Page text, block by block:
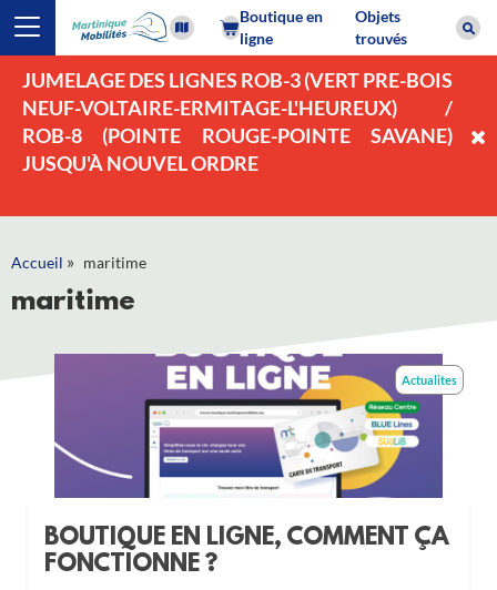
Boutique en
ligne
Objets
trouvés
JUMELAGE DES LIGNES ROB-3 (VERT PRE-BOIS
NEUF-VOLTAIRE-ERMITAGE-L'HEUREUX) /
ROB-8 (POINTE ROUGE-POINTE SAVANE)
JUSQU'À NOUVEL ORDRE
Accueil » maritime
maritime
Actualites
BOUTIQUE EN LIGNE, COMMENT ÇA
FONCTIONNE ?